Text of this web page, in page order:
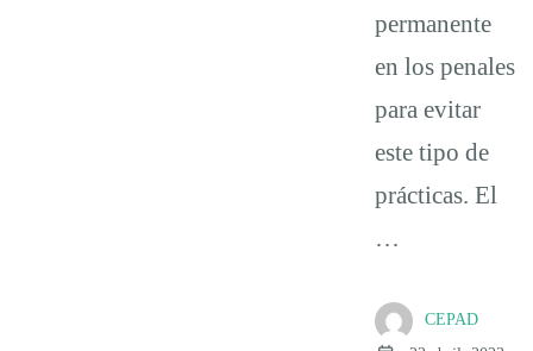
permanente
en los penales
para evitar
este tipo de
prácticas. El
…
CEPAD